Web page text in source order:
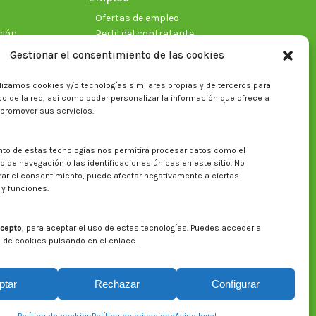
Gestionar el consentimiento de las cookies
cookies y/o tecnologías similares propias y de terceros para
de la red, así como poder personalizar la información que ofrece a
sus servicios.
de estas tecnologías nos permitirá procesar datos como el
de navegación o las identificaciones únicas en este sitio. No
el consentimiento, puede afectar negativamente a ciertas
funciones.
, para aceptar el uso de estas tecnologías. Puedes acceder a
cookies pulsando en el enlace.
Rechazar Configurar
Ofertas de empleo
Perfil del contratante
Buscar en la web del CITA
Buscar: